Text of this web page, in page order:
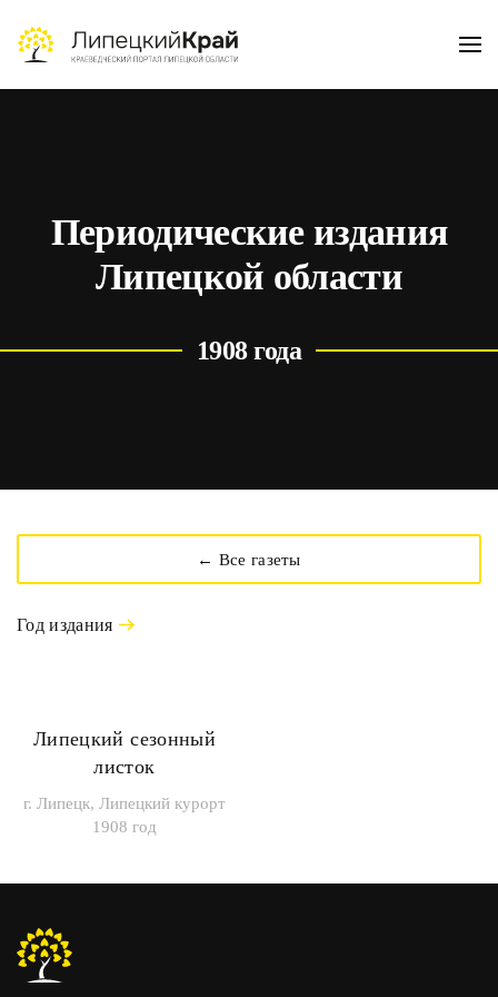
Skip to main content
Периодические издания
Липецкой области
1908 года
← Все газеты
Год издания
Липецкий сезонный
листок
г. Липецк, Липецкий курорт
1908 год